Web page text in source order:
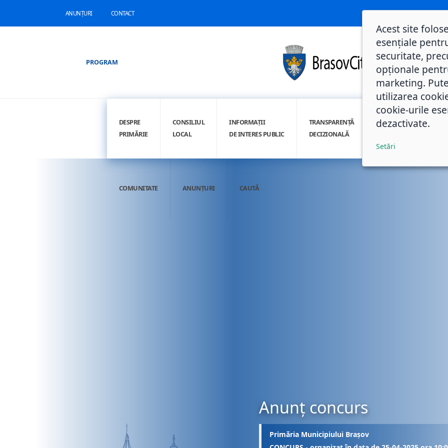
ANUNȚURI CONTACT
PROGRAM
DESPRE
PRIMĂRIE
CONSILIUL
LOCAL
INFORMAȚII
DE INTERES PUBLIC
TRANSPARENȚĂ
DECIZIONALĂ
INTEGRITATE
COMUNITATE ANUNȚURI CAUTĂ
Anunț concurs
Primăria Municipiului Brașov
Acest site
esențiale
securitate,
opționale
marketing.
utilizarea
cookie-urile
dezactivate.
Setări